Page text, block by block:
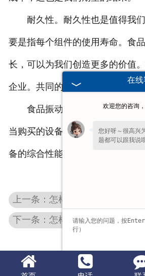
耐久性。耐久性也是值得我们
要是指每个组件的使用寿命。食
长，可以为我们创造更多的价值
企业。共同的愿望。
食品振动筛在选购时，可以从
当购买的设备尽可能多的满足上
备的综合性能是越高的。
上一条：怎样解决广东实验筛噪
下一条：怎样减少广东直线振动
在线
欢迎您的咨询
您好呀～很高兴
题都可以跟我说哦